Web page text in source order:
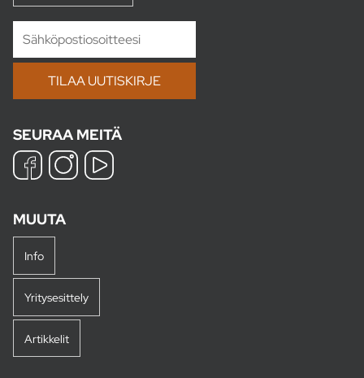
SEURAA MEITÄ
MUUTA
Info
Yritysesittely
Artikkelit